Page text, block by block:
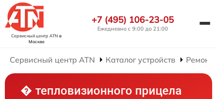
Сервисный центр ATN в
Москве
+7 (495) 106-23-05
Ежедневно с 9:00 до 21:00
Сервисный центр ATN Каталог устройств Ремонт
� тепловизионного прицела